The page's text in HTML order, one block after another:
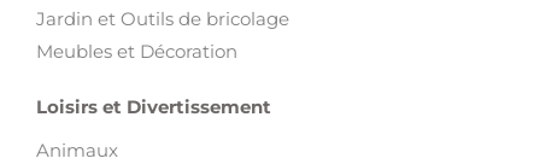
Jardin et Outils de bricolage
Meubles et Décoration
Loisirs et Divertissement
Animaux